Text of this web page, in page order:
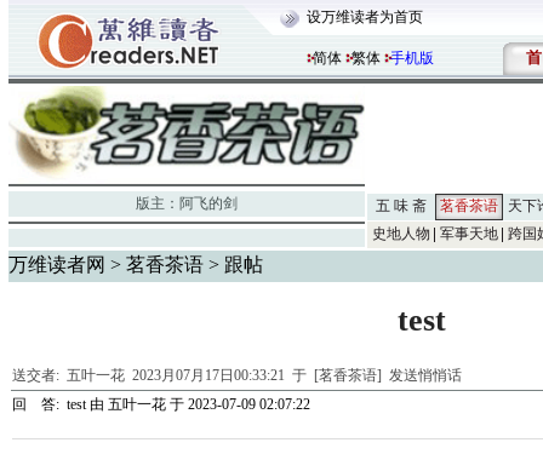
设万维读者为首页
简体 繁体 手机版 首
版主： 阿飞的剑 五 味 斋 茗香茶语
天下
史地人物
军事天地 跨国
万维读者网 > 茗香茶语 > 跟帖
test
送交者: 五叶一花 2023月07月17日00:33:21 于 [茗香茶语] 发送悄悄话
回 答: test由 五叶一花 于 2023-07-09 02:07:22